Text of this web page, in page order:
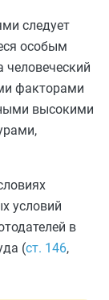
следует
особым
факторами
высокими
условий
в
(ст. 146,